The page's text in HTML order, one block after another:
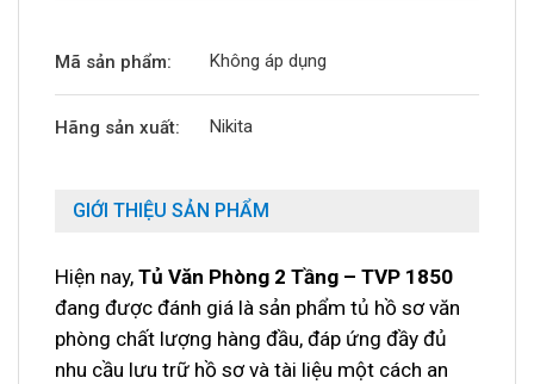
Mã sản phẩm: Không áp dụng
Hãng sản xuất: Nikita
GIỚI THIỆU SẢN PHẨM
Hiện nay, Tủ Văn Phòng 2 Tầng – TVP 1850
đang được đánh giá là sản phẩm tủ hồ sơ văn
phòng chất lượng hàng đầu, đáp ứng đầy đủ
nhu cầu lưu trữ hồ sơ và tài liệu một cách an